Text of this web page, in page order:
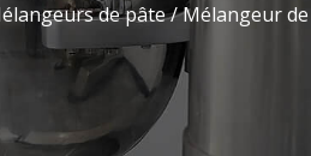
de pâte/ Mélangeur de